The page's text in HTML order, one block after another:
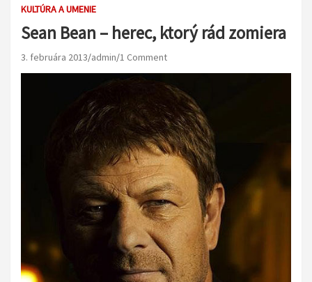
KULTÚRA A UMENIE
Sean Bean – herec, ktorý rád zomiera
3. februára 2013 admin 1 Comment